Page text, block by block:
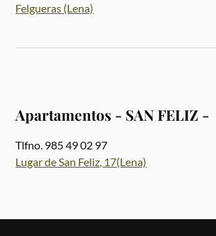
Felgueras (Lena)
Apartamentos - SAN FELIZ -
Tlfno. 985 49 02 97
Lugar de San Feliz, 17(Lena)